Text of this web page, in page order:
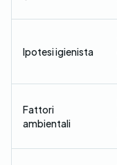
Ipotesi igienista
Fattori
ambientali